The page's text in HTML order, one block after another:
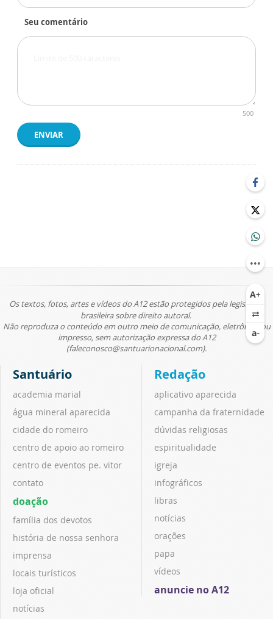
Seu comentário
500
ENVIAR
Os textos, fotos, artes e vídeos do A12 estão protegidos pela legislação
brasileira sobre direito autoral.
Não reproduza o conteúdo em outro meio de comunicação, eletrônico ou
impresso, sem autorização expressa do A12
(faleconosco@santuarionacional.com).
Santuário
academia marial
água mineral aparecida
cidade do romeiro
centro de apoio ao romeiro
centro de eventos pe. vitor
contato
doação
família dos devotos
história de nossa senhora
imprensa
locais turísticos
loja oficial
notícias
Redação
aplicativo aparecida
campanha da fraternidade
dúvidas religiosas
espiritualidade
igreja
infográficos
libras
notícias
orações
papa
vídeos
anuncie no A12